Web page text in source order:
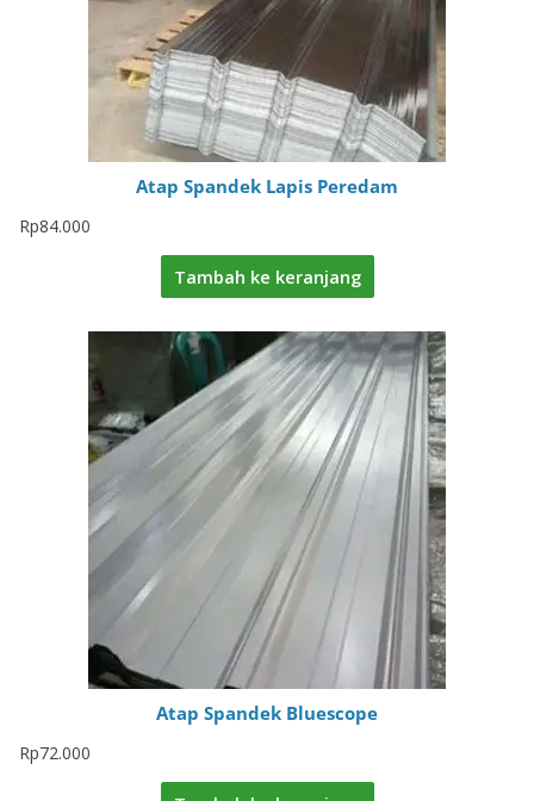
Atap Spandek Lapis Peredam
Rp84.000
Tambah ke keranjang
Atap Spandek Bluescope
Rp72.000